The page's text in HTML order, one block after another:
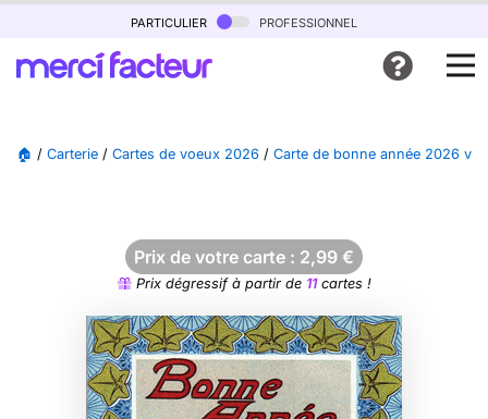
particulier professionnel
🏠 / Carterie / Cartes de voeux 2026 / Carte de bonne année 2026
Prix de votre carte : 2,99 €
Prix dégressif à partir de 11cartes !